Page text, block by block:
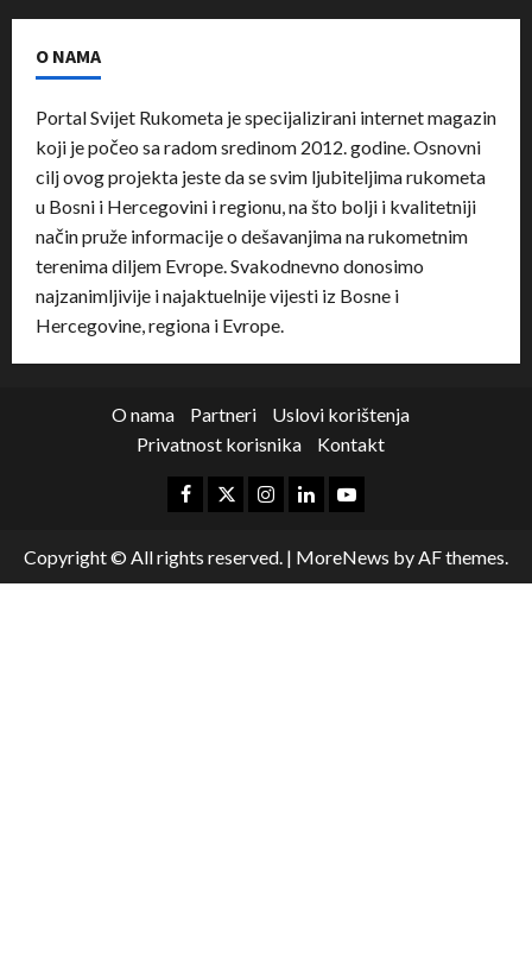
O NAMA
Portal Svijet Rukometa je specijalizirani internet magazin
koji je počeo sa radom sredinom 2012. godine. Osnovni
cilj ovog projekta jeste da se svim ljubiteljima rukometa
u Bosni i Hercegovini i regionu, na što bolji i kvalitetniji
način pruže informacije o dešavanjima na rukometnim
terenima diljem Evrope. Svakodnevno donosimo
najzanimljivije i najaktuelnije vijesti iz Bosne i
Hercegovine, regiona i Evrope.
O nama Partneri
Uslovi korištenja
Privatnost korisnika
Kontakt
Copyright © All rights reserved. | MoreNews by AF themes.